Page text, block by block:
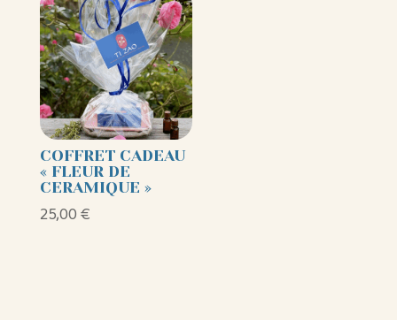
COFFRET CADEAU
« FLEUR DE
CERAMIQUE »
25,00€